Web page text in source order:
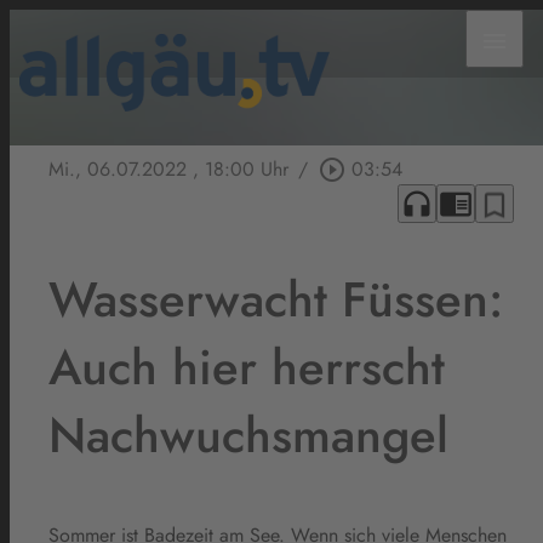
Mi., 06.07.2022 , 18:00 Uhr / play_circle_outline 03:54
headphones chrome_reader_mode bookmark_border
Wasserwacht Füssen:
Auch hier herrscht
Nachwuchsmangel
Sommer ist Badezeit am See. Wenn sich viele Menschen